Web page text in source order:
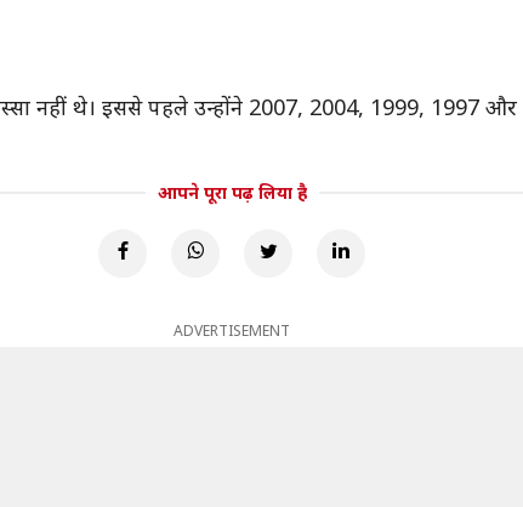
नहीं थे। इससे पहले उन्होंने 2007, 2004, 1999, 1997
आपने पूरा पढ़ लिया है
ADVERTISEMENT